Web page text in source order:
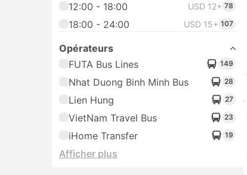
12:00 - 18:00 USD 12+ 78
18:00 - 24:00 USD 15+ 107
Opérateurs
FUTA Bus Lines
149
Nhat Duong Binh Minh Bus 28
Lien Hung 27
VietNam Travel Bus 23
iHome Transfer 19
Afficher plus